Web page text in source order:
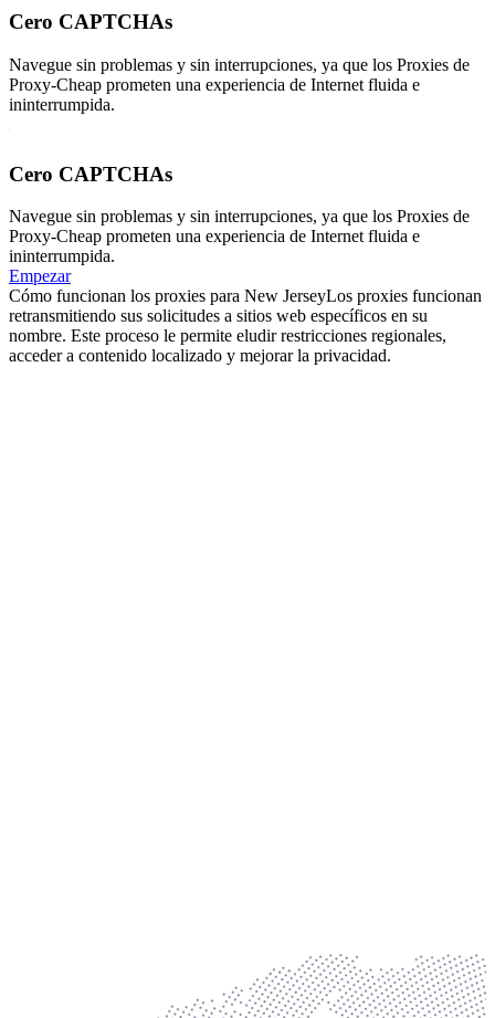
Cero CAPTCHAs
Navegue sin problemas y sin interrupciones, ya que los Proxies de
Proxy-Cheap prometen una experiencia de Internet fluida e
ininterrumpida.
Cero CAPTCHAs
Navegue sin problemas y sin interrupciones, ya que los Proxies de
Proxy-Cheap prometen una experiencia de Internet fluida e
ininterrumpida.
Empezar
Cómo funcionan los proxies para New JerseyLos proxies funcionan
retransmitiendo sus solicitudes a sitios web específicos en su
nombre. Este proceso le permite eludir restricciones regionales,
acceder a contenido localizado y mejorar la privacidad.